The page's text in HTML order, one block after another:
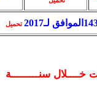
تحميل